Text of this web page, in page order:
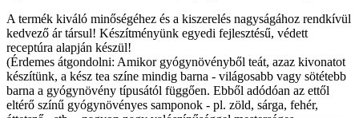
A termék kiváló minőségéhez és a kiszerelés nagyságához rendkívül
kedvező ár társul! Készítményünk egyedi fejlesztésű, védett
receptúra alapján készül!
(Érdemes átgondolni: Amikor gyógynövényből teát, azaz kivonatot
készítünk, a kész tea színe mindig barna - világosabb vagy sötétebb
barna a gyógynövény típusától függően. Ebből adódóan az ettől
eltérő színű gyógynövényes samponok - pl. zöld, sárga, fehér,